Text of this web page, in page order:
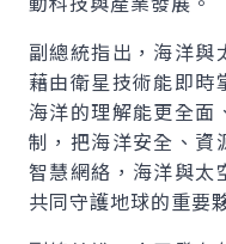
副總統指出，海洋與
藉由衛星技術能即時
海洋的理解能更全面
制，把海洋安全、資
智慧網絡，海洋與太
共同守護地球的重要